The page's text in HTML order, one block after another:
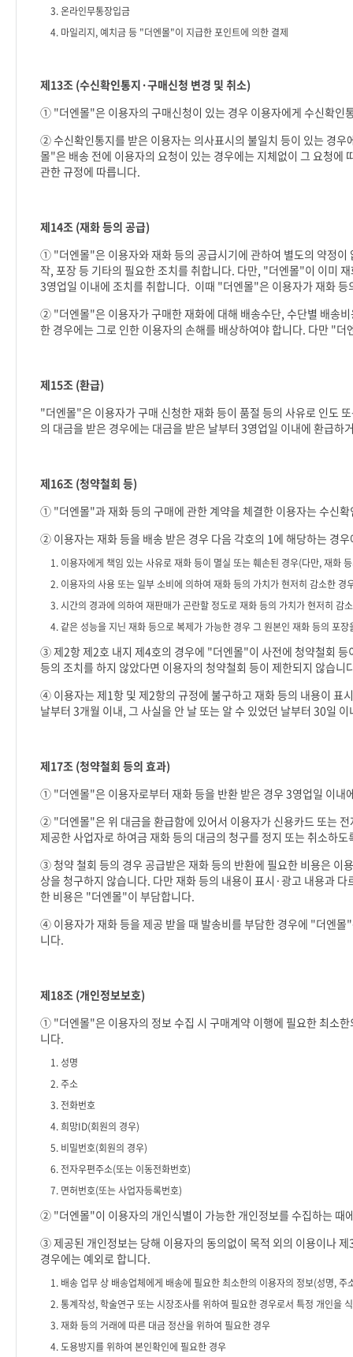
3.온라인무통장입금
4. 마일리지,예치금 등 "더엔몰"이 지급한 포인트에 의한 결제
제13조 (수신확인통지 ·구매신청 변경 및 취소)
① "더엔몰"은 이용자의 구매신청이 있는 경우 이용자에게 수신확인
② 수신확인통지를 받은 이용자는 의사표시의 불일치 등이 있는 경
몰"은 배송 전에 이용자의 요청이 있는 경우에는 지체없이 그 요청에
관한 규정에 따릅니다.
제14조 (재화 등의 공급)
① "더엔몰"은 이용자와 재화 등의 공급시기에 관하여 별도의 약정이
작, 포장 등 기타의 필요한 조치를 취합니다. 다만, "더엔몰"이 이미
3영업일 이내에 조치를 취합니다. 이때 "더엔몰"은 이용자가 재화 등
② "더엔몰"은 이용자가 구매한 재화에 대해 배송수단, 수단별 배송
한 경우에는 그로 인한 이용자의 손해를 배상하여야 합니다. 다만 "더
제15조 (환급)
"더엔몰"은 이용자가 구매 신청한 재화 등이 품절 등의 사유로 인도
의 대금을 받은 경우에는 대금을 받은 날부터 3영업일 이내에 환급하
제16조 (청약철회 등)
① "더엔몰"과 재화 등의 구매에 관한 계약을 체결한 이용자는 수신
② 이용자는 재화 등을 배송 받은 경우 다음 각호의 1에 해당하는 경
1. 이용자에게 책임 있는 사유로 재화 등이 멸실 또는 훼손된 경우(다만,재화
2. 이용자의 사용 또는 일부 소비에 의하여 재화 등의 가치가 현저히 감소한 경
3.시간의 경과에 의하여 재판매가 곤란할 정도로 재화 등의 가치가 현저히 감
4. 같은 성능을 지닌 재화 등으로 복제가 가능한 경우 그 원본인 재화 등의 포장
③ 제2항 제2호 내지 제4호의 경우에 "더엔몰"이 사전에 청약철회
등의 조치를 하지 않았다면 이용자의 청약철회 등이 제한되지 않습니
④ 이용자는 제1항 및 제2항의 규정에 불구하고 재화 등의 내용이 표시
날부터 3개월 이내, 그 사실을 안 날 또는 알 수 있었던 날부터 30일 이
제17조 (청약철회 등의 효과)
① "더엔몰"은 이용자로부터 재화 등을 반환 받은 경우 3영업일 이내
② "더엔몰"은 위 대금을 환급함에 있어서 이용자가 신용카드 또는
제공한 사업자로 하여금 재화 등의 대금의 청구를 정지 또는 취소하도
③ 청약 철회 등의 경우 공급받은 재화 등의 반환에 필요한 비용은 이
상을 청구하지 않습니다. 다만 재화 등의 내용이 표시 ·광고 내용과 다
한 비용은 "더엔몰"이 부담합니다.
④ 이용자가 재화 등을 제공 받을 때 발송비를 부담한 경우에 "더엔몰"
니다.
제18조 (개인정보보호)
① "더엔몰"은 이용자의 정보 수집 시 구매계약 이행에 필요한 최소
니다.
1.성명
2.주소
3.전화번호
4.희망ID(회원의 경우)
5. 비밀번호(회원의 경우)
6.전자우편주소(또는 이동전화번호)
7. 면허번호(또는 사업자등록번호)
② "더엔몰"이 이용자의 개인식별이 가능한 개인정보를 수집하는 때
③ 제공된 개인정보는 당해 이용자의 동의없이 목적 외의 이용이나 제
경우에는 예외로 합니다.
1. 배송 업무 상 배송업체에게 배송에 필요한 최소한의 이용자의 정보(성명,주
2.통계작성,학술연구 또는 시장조사를 위하여 필요한 경우로서 특정 개인을
3.재화 등의 거래에 따른 대금 정산을 위하여 필요한 경우
4.도용방지를 위하여 본인확인에 필요한 경우